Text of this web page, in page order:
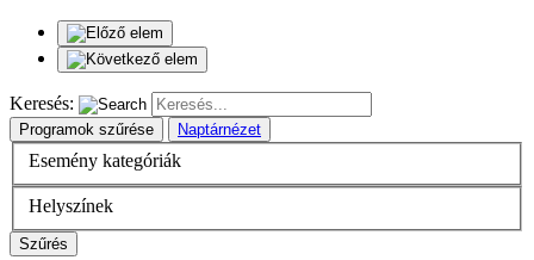
Keresés:
Programok szűrése Naptárnézet
Esemény kategóriák
Helyszínek
Szűrés